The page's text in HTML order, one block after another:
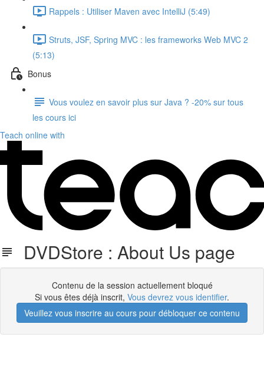
Rappels : Utiliser Maven avec IntelliJ (5:49)
Struts, JSF, Spring MVC : les frameworks Web MVC 2
(5:13)
Bonus
Vous voulez en savoir plus sur Java ? -20% sur tous
les cours ici
Teach online with
DVDStore : About Us page
Contenu de la session actuellement bloqué
Si vous êtes déjà inscrit, Vous devrez vous identifier.
Veuillez vous inscrire au cours pour débloquer ce contenu